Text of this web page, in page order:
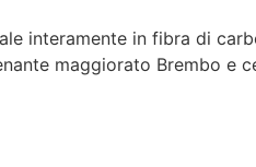
interamente in fibra di
maggiorato Brembo e